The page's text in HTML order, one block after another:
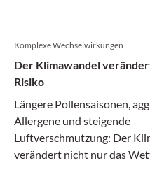
Komplexe Wechselwirkungen
Der Klimawandel
Risiko
Längere Pollensaisonen,
Allergene und steigende
Luftverschmutzung: Der
verändert nicht nur das